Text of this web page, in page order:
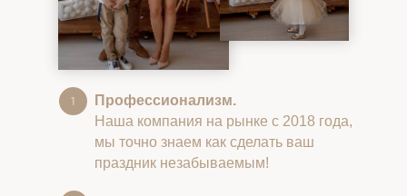
Профессионализм.
Наша компания на рынке с 2018 года,
мы точно знаем как сделать ваш
праздник незабываемым!